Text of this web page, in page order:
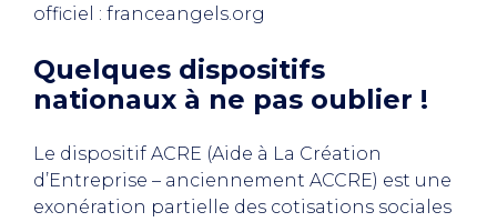
officiel : franceangels.org
Quelques dispositifs
nationaux à ne pas oublier !
Le dispositif ACRE (Aide à La Création
d’Entreprise – anciennement ACCRE) est une
exonération partielle des cotisations sociales